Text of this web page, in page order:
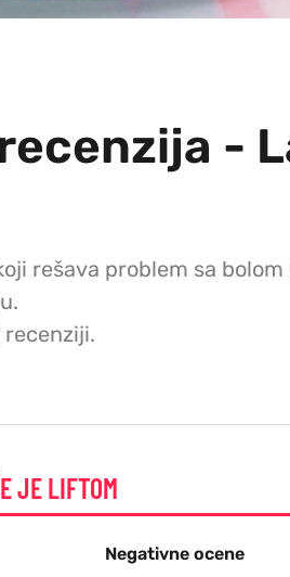
-
rešava problem sa
JE LIFTOM
Negativne ocene